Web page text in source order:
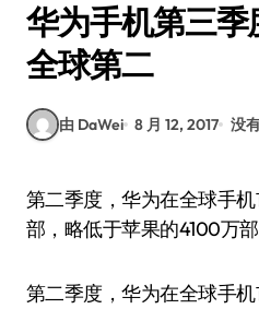
华为手机第三季
全球第二
由 DaWei 8 月 12, 2017 没
第二季度，华为在全球手机市场的发货量为3850万
部，略低于苹果的4100万部
第二季度，华为在全球手